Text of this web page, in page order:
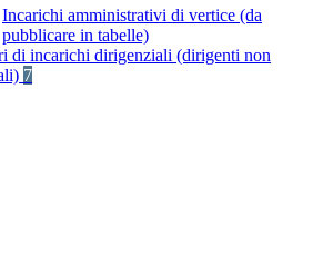
Incarichi amministrativi di vertice (da
pubblicare in tabelle)
di incarichi dirigenziali (dirigenti non
7